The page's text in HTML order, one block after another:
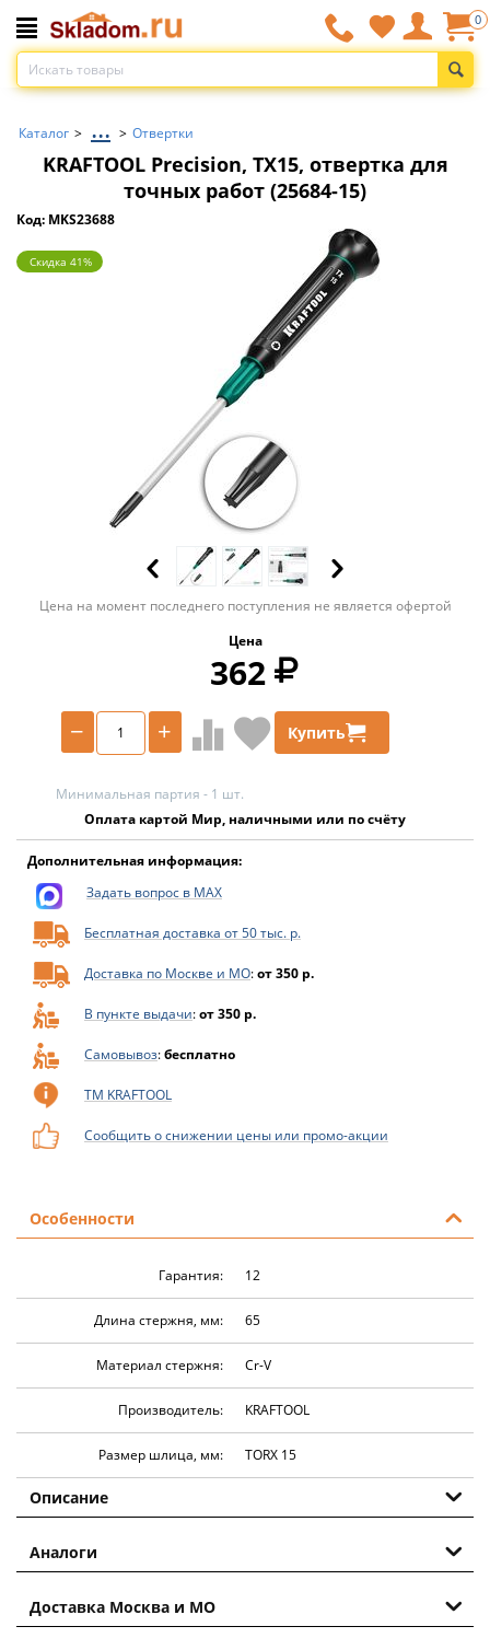
0
Каталог > ... > Отвертки
KRAFTOOL Precision, TX15, отвертка для
точных работ (25684-15)
Код: MKS23688
Скидка 41%
Цена на момент последнего поступления не является офертой
Цена
362
+
− Купить
Минимальная партия - 1 шт.
Оплата картой Мир, наличными или по счёту
Дополнительная информация:
Задать вопрос в MAX
Бесплатная доставка от 50 тыс. р.
Доставка по Москве и МО:от 350 р.
В пункте выдачи:от 350 р.
Самовывоз:бесплатно
ТМ KRAFTOOL
Сообщить о снижении цены или промо-акции
Особенности
Гарантия: 12
Длина стержня, мм: 65
Материал стержня: Cr-V
Производитель: KRAFTOOL
Размер шлица, мм: TORX 15
Описание
Аналоги
Доставка Москва и МО